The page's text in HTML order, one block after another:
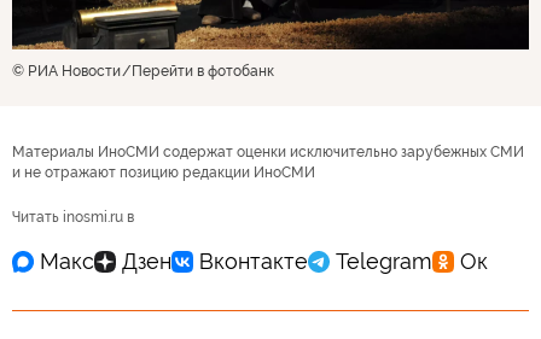
© РИА Новости Перейти в фотобанк
Материалы ИноСМИ содержат оценки исключительно зарубежных СМИ
и не отражают позицию редакции ИноСМИ
Читать inosmi.ru в